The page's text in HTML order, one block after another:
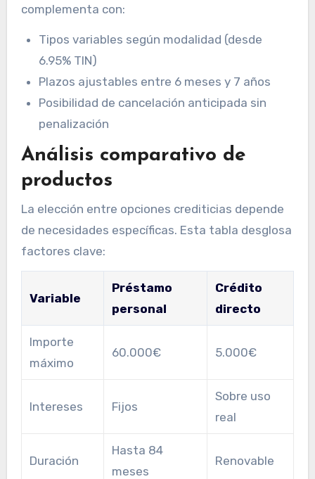
complementa con:
Tipos variables según modalidad (desde
6.95% TIN)
Plazos ajustables entre 6 meses y 7 años
Posibilidad de cancelación anticipada sin
penalización
Análisis comparativo de
productos
La elección entre opciones crediticias depende
de necesidades específicas. Esta tabla desglosa
factores clave:
Variable
Préstamo
personal
Crédito
directo
Importe
máximo
60.000€ 5.000€
Intereses Fijos
Sobre uso
real
Duración
Hasta 84
meses
Renovable